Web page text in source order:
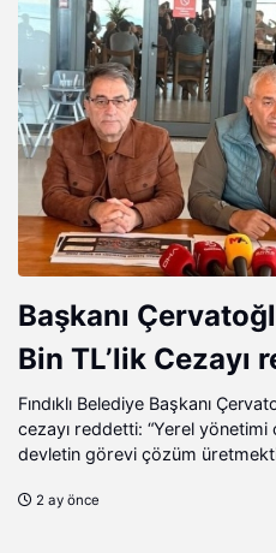
Başkanı
Bin TL’lik Cezayı
Fındıklı Belediye Başkanı
cezayı reddetti: “Yerel
devletin görevi çözüm
2 ay önce